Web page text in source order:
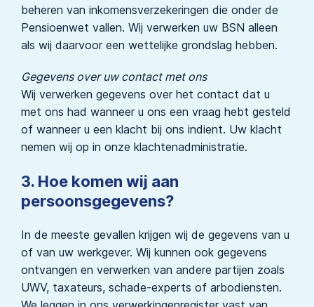
beheren van inkomensverzekeringen die onder de
Pensioenwet vallen. Wij verwerken uw BSN alleen
als wij daarvoor een wettelijke grondslag hebben.
Gegevens over uw contact met ons
Wij verwerken gegevens over het contact dat u
met ons had wanneer u ons een vraag hebt gesteld
of wanneer u een klacht bij ons indient. Uw klacht
nemen wij op in onze klachtenadministratie.
3. Hoe komen wij aan
persoonsgegevens?
In de meeste gevallen krijgen wij de gegevens van u
of van uw werkgever. Wij kunnen ook gegevens
ontvangen en verwerken van andere partijen zoals
UWV, taxateurs, schade-experts of arbodiensten.